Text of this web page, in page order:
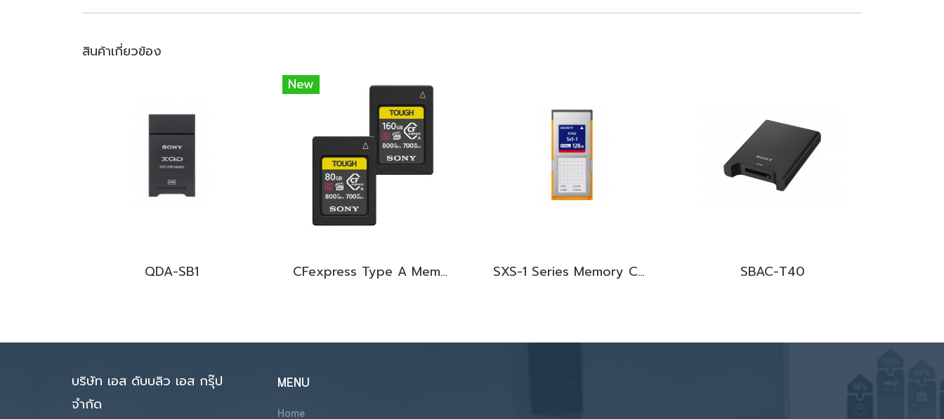
สินค้าเกี่ยวข้อง
QDA-SB1
New
CFexpress Type A Memory Card / CEA-G Series SXS-1 Series Memory Card SBAC-T40
บริษัท เอส ดับบลิว เอส กรุ๊ป
จำกัด
MENU
Home